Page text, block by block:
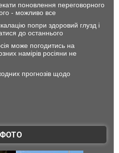
поновлення переговорного
- можливо все
попри здоровий глузд і
до останнього
може погодитись на
намірів росіяни не
прогнозів щодо
ФОТО